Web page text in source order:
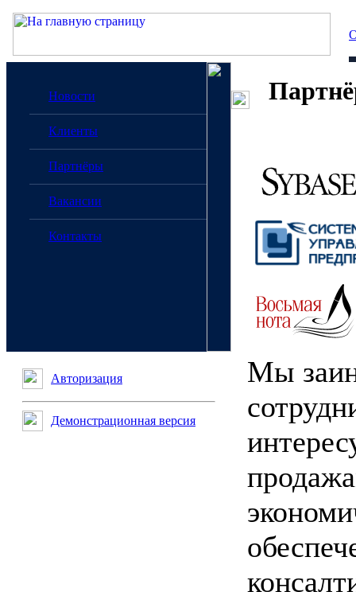
Новости
Клиенты
Партнёры
Вакансии
Контакты
Авторизация
Демонстрационная версия
Мы